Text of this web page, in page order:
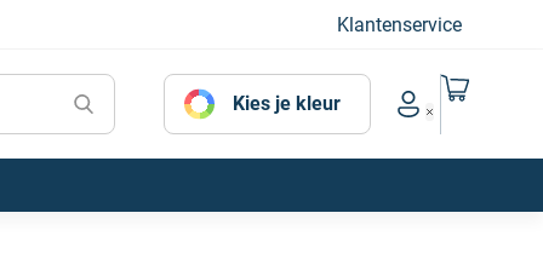
Klantenservice
Kies je kleur
Account menu
Naar mijn